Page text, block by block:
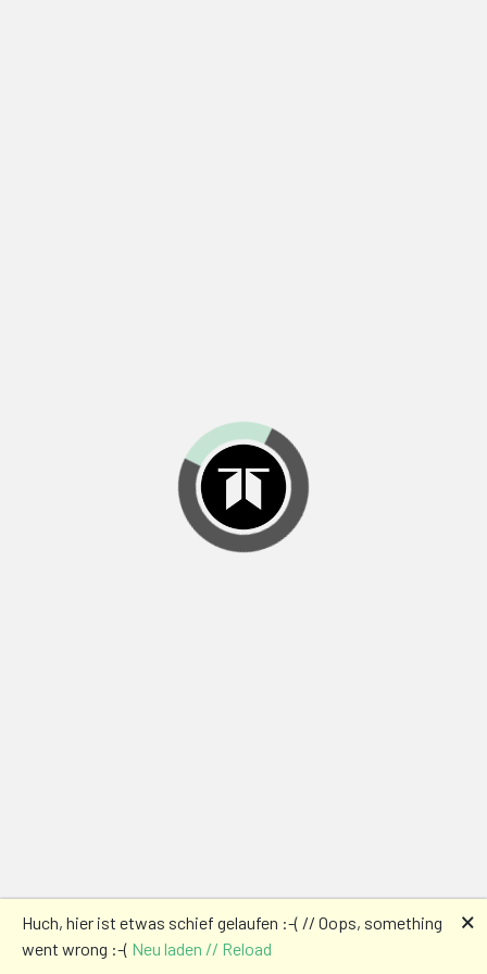
Huch, hier ist etwas schief gelaufen :-( // Oops, something
went wrong :-( Neu laden // Reload
🗙